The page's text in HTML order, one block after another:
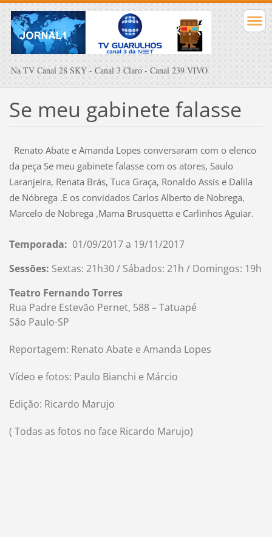
Na TV Canal 28 SKY - Canal 3 Claro - Canal 239 VIVO
Se meu gabinete falasse
Renato Abate e Amanda Lopes conversaram com o elenco
da peça Se meu gabinete falasse com os atores, Saulo
Laranjeira, Renata Brás, Tuca Graça, Ronaldo Assis e Dalila
de Nóbrega .E os convidados Carlos Alberto de Nobrega,
Marcelo de Nobrega ,Mama Brusquetta e Carlinhos Aguiar.
Temporada: 01/09/2017 a 19/11/2017
Sessões: Sextas: 21h30 / Sábados: 21h / Domingos: 19h
Teatro Fernando Torres
Rua Padre Estevão Pernet, 588 – Tatuapé
São Paulo-SP
Reportagem: Renato Abate e Amanda Lopes
Vídeo e fotos: Paulo Bianchi e Márcio
Edição: Ricardo Marujo
( Todas as fotos no face Ricardo Marujo)